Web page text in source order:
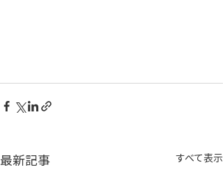
最新記事 すべて表示